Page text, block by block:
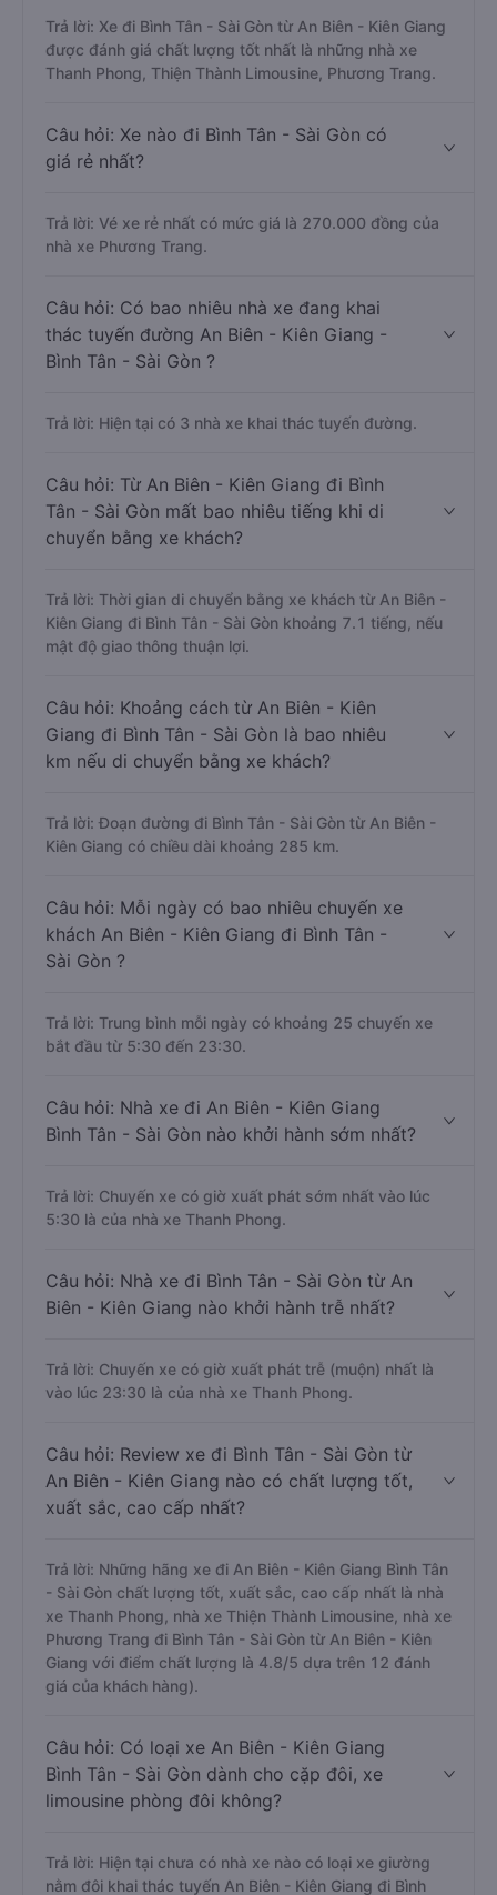
Trả lời: Xe đi Bình Tân - Sài Gòn từ An Biên - Kiên Giang
được đánh giá chất lượng tốt nhất là những nhà xe
Thanh Phong, Thiện Thành Limousine, Phương Trang.
Câu hỏi: Xe nào đi Bình Tân - Sài Gòn có
giá rẻ nhất?
Trả lời: Vé xe rẻ nhất có mức giá là 270.000 đồng của
nhà xe Phương Trang.
Câu hỏi: Có bao nhiêu nhà xe đang khai
thác tuyến đường An Biên - Kiên Giang -
Bình Tân - Sài Gòn ?
Trả lời: Hiện tại có 3 nhà xe khai thác tuyến đường.
Câu hỏi: Từ An Biên - Kiên Giang đi Bình
Tân - Sài Gòn mất bao nhiêu tiếng khi di
chuyển bằng xe khách?
Trả lời: Thời gian di chuyển bằng xe khách từ An Biên -
Kiên Giang đi Bình Tân - Sài Gòn khoảng 7.1 tiếng, nếu
mật độ giao thông thuận lợi.
Câu hỏi: Khoảng cách từ An Biên - Kiên
Giang đi Bình Tân - Sài Gòn là bao nhiêu
km nếu di chuyển bằng xe khách?
Trả lời: Đoạn đường đi Bình Tân - Sài Gòn từ An Biên -
Kiên Giang có chiều dài khoảng 285 km.
Câu hỏi: Mỗi ngày có bao nhiêu chuyến xe
khách An Biên - Kiên Giang đi Bình Tân -
Sài Gòn ?
Trả lời: Trung bình mỗi ngày có khoảng 25 chuyến xe
bắt đầu từ 5:30 đến 23:30.
Câu hỏi: Nhà xe đi An Biên - Kiên Giang
Bình Tân - Sài Gòn nào khởi hành sớm nhất?
Trả lời: Chuyến xe có giờ xuất phát sớm nhất vào lúc
5:30 là của nhà xe Thanh Phong.
Câu hỏi: Nhà xe đi Bình Tân - Sài Gòn từ An
Biên - Kiên Giang nào khởi hành trễ nhất?
Trả lời: Chuyến xe có giờ xuất phát trễ (muộn) nhất là
vào lúc 23:30 là của nhà xe Thanh Phong.
Câu hỏi: Review xe đi Bình Tân - Sài Gòn từ
An Biên - Kiên Giang nào có chất lượng tốt,
xuất sắc, cao cấp nhất?
Trả lời: Những hãng xe đi An Biên - Kiên Giang Bình Tân
- Sài Gòn chất lượng tốt, xuất sắc, cao cấp nhất là nhà
xe Thanh Phong, nhà xe Thiện Thành Limousine, nhà xe
Phương Trang đi Bình Tân - Sài Gòn từ An Biên - Kiên
Giang với điểm chất lượng là 4.8/5 dựa trên 12 đánh
giá của khách hàng).
Câu hỏi: Có loại xe An Biên - Kiên Giang
Bình Tân - Sài Gòn dành cho cặp đôi, xe
limousine phòng đôi không?
Trả lời: Hiện tại chưa có nhà xe nào có loại xe giường
nằm đôi khai thác tuyến An Biên - Kiên Giang đi Bình